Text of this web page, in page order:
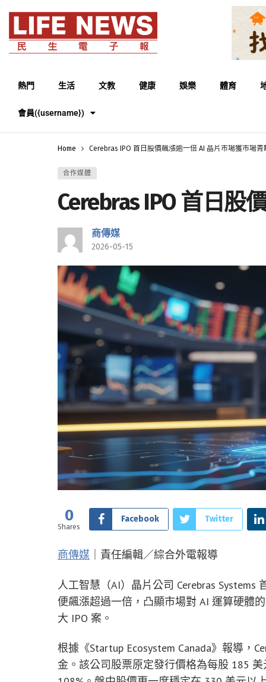
熱門 生活 文教 健康 娛樂 體育
會員({username})
Home Cerebras IPO 首日股價飆漲逾一倍 AI 晶片市場獲市場青
合作媒體
Cerebras IPO 首日股
商傳媒
2026-05-15
0
Shares
Facebook Twitter
商傳媒 ｜責任編輯／綜合外電報導
人工智慧（AI）晶片公司 Cerebras
便飆漲超過一倍，凸顯市場對 AI 運算硬體
大 IPO 案。
根據《Startup Ecosystem Canada》報導，
金。該公司股票原定發行價格為每股 185